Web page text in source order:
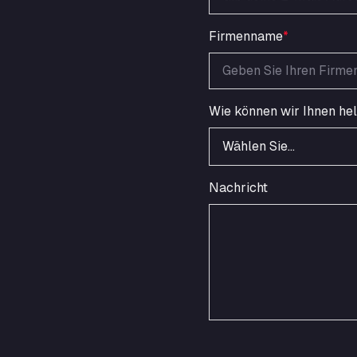
Firmenname*
Wie können wir Ihnen
Wählen Sie…
Nachricht